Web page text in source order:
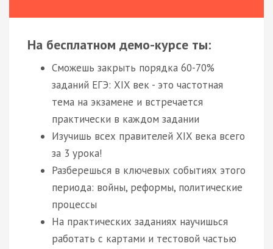
На бесплатном демо-курсе ты:
Сможешь закрыть порядка 60-70%
заданий ЕГЭ: XIX век - это частотная
тема на экзамене и встречается
практически в каждом задании
Изучишь всех правителей XIX века всего
за 3 урока!
Разберешься в ключевых событиях этого
периода: войны, реформы, политические
процессы
На практических заданиях научишься
работать с картами и тестовой частью